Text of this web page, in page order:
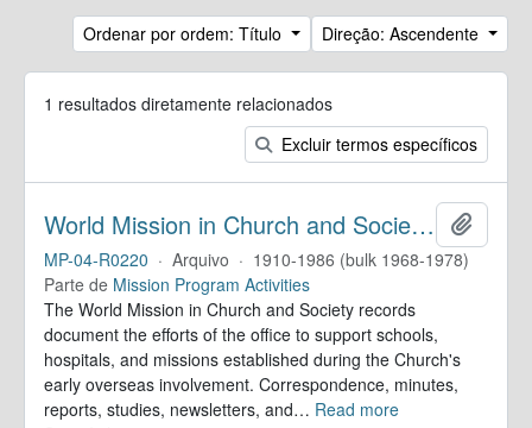
Ordenar por ordem: Título Direção: Ascendente
1 resultados diretamente relacionados
Excluir termos específicos
World Mission in Church and Society. Records
MP-04-R0220 · Arquivo · 1910-1986 (bulk 1968-1978)
Parte de Mission Program Activities
The World Mission in Church and Society records
document the efforts of the office to support schools,
hospitals, and missions established during the Church's
early overseas involvement. Correspondence, minutes,
reports, studies, newsletters, and… Read more